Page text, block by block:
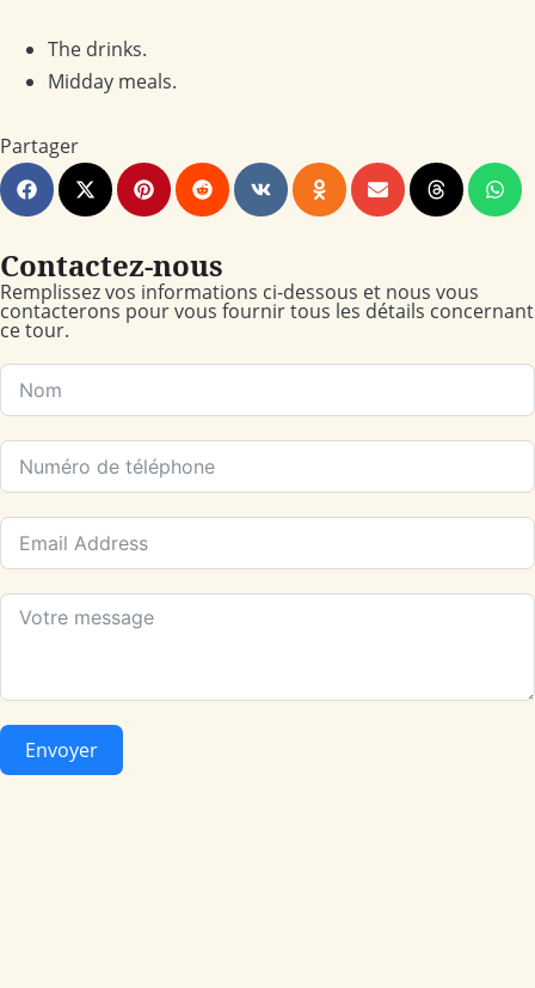
The drinks.
Midday meals.
Partager
Contactez-nous
Remplissez vos informations ci-dessous et nous vous
contacterons pour vous fournir tous les détails concernant
ce tour.
Envoyer